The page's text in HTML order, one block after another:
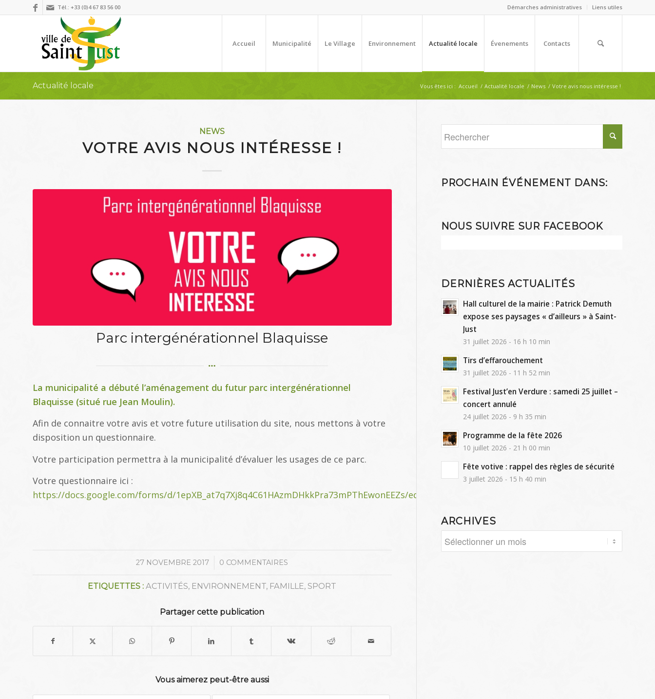
Démarches administratives Liens utiles
Tél.: +33 (0)4 67 83 56 00
Accueil Municipalité Le Village Environnement Actualité locale Évenements Contacts
Actualité locale Vous êtes ici : Accueil / Actualité locale / News / Votre avis nous intéresse !
NEWS
VOTRE AVIS NOUS INTÉRESSE !
Parc intergénérationnel Blaquisse
La municipalité a débuté l’aménagement du futur parc intergénérationnel
Blaquisse (situé rue Jean Moulin).
Afin de connaitre votre avis et votre future utilisation du site, nous mettons à votre
disposition un questionnaire.
Votre participation permettra à la municipalité d’évaluer les usages de ce parc.
Votre questionnaire ici :
https://docs.google.com/forms/d/1epXB_at7q7Xj8q4C61HAzmDHkkPra73mPThEwonEEZs/edit
27 NOVEMBRE 2017
/ 0 COMMENTAIRES
ETIQUETTES : ACTIVITÉS, ENVIRONNEMENT, FAMILLE,SPORT
Partager cette publication
Vous aimerez peut-être aussi
PROCHAIN ÉVÉNEMENT DANS:
NOUS SUIVRE SUR FACEBOOK
DERNIÈRES ACTUALITÉS
Hall culturel de la mairie : Patrick Demuth
expose ses paysages « d’ailleurs » à Saint-
Just
31 juillet 2026 - 16 h 10 min
Tirs d’effarouchement
31 juillet 2026 - 11 h 52 min
Festival Just’en Verdure : samedi 25 juillet –
concert annulé
24 juillet 2026 - 9 h 35 min
Programme de la fête 2026
10 juillet 2026 - 21 h 00 min
Fête votive : rappel des règles de sécurité
3 juillet 2026 - 15 h 40 min
ARCHIVES